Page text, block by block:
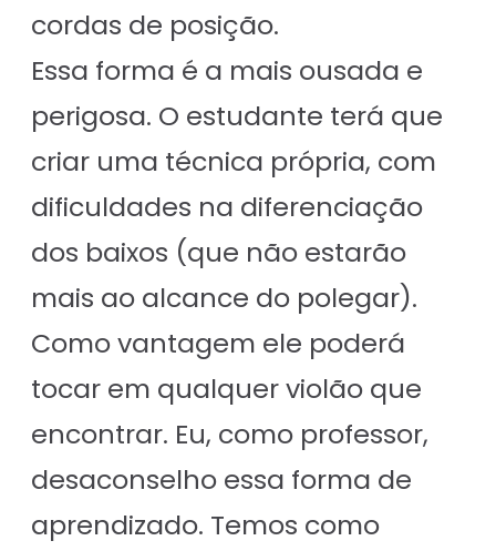
cordas de posição.
Essa forma é a mais ousada e
perigosa. O estudante terá que
criar uma técnica própria, com
dificuldades na diferenciação
dos baixos (que não estarão
mais ao alcance do polegar).
Como vantagem ele poderá
tocar em qualquer violão que
encontrar. Eu, como professor,
desaconselho essa forma de
aprendizado. Temos como